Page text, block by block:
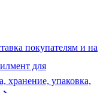
покупателям и на
для
хранение, упаковка,